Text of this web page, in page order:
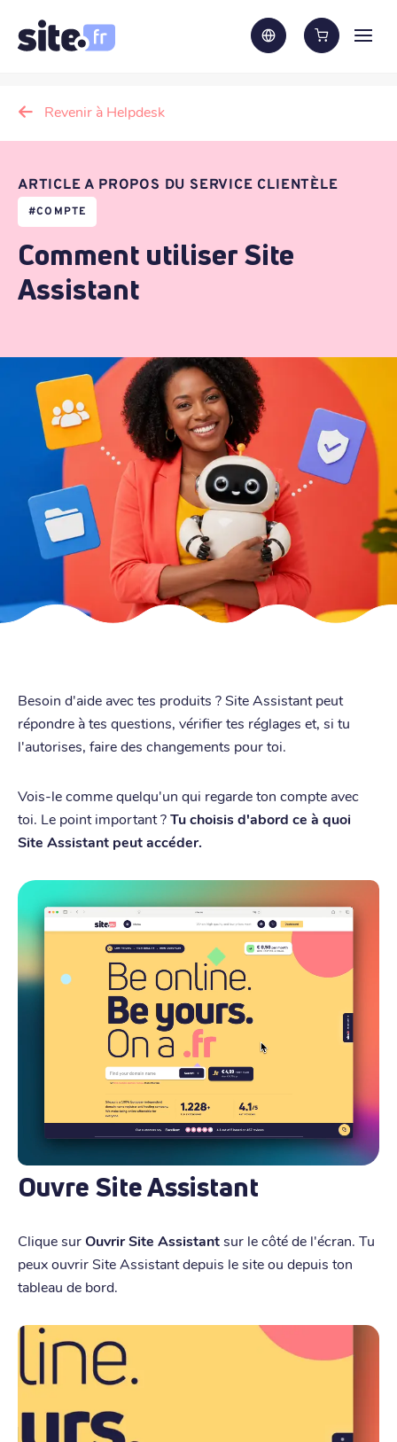
Revenir à Helpdesk
ARTICLE A PROPOS DU SERVICE CLIENTÈLE
#COMPTE
Comment utiliser Site
Assistant
Besoin d'aide avec tes produits ? Site Assistant peut
répondre à tes questions, vérifier tes réglages et, si tu
l'autorises, faire des changements pour toi.
Vois-le comme quelqu'un qui regarde ton compte avec
toi. Le point important ?Tu choisis d'abord ce à quoi
Site Assistant peut accéder.
Ouvre Site Assistant
Clique surOuvrir Site Assistantsur le côté de l'écran. Tu
peux ouvrir Site Assistant depuis le site ou depuis ton
tableau de bord.